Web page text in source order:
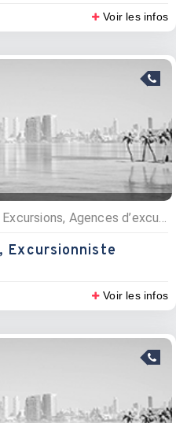
Voir les infos
Services, Activités nautiques, Excursions, Agences d’excursions
Excursionniste
Voir les infos